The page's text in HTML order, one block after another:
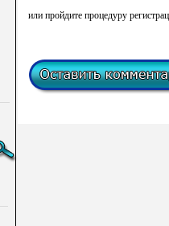
или пройдите процедуру